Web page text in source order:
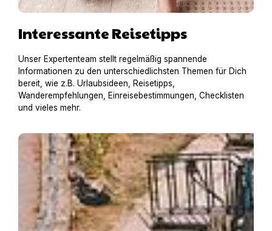
Interessante Reisetipps
Unser Expertenteam stellt regelmäßig spannende
Informationen zu den unterschiedlichsten Themen für Dich
bereit, wie z.B. Urlaubsideen, Reisetipps,
Wanderempfehlungen, Einreisebestimmungen, Checklisten
und vieles mehr.
Hausboot mit Hund